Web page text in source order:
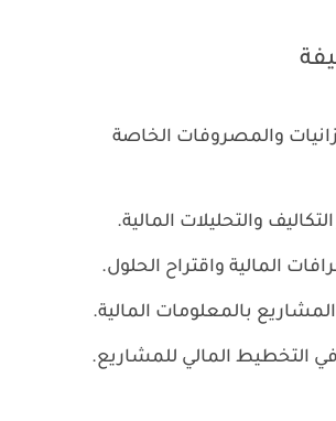
والمصروفات الخاصة
والتحليلات المالية.
المالية واقتراح الحلول.
بالمعلومات المالية.
التخطيط المالي للمشاريع.